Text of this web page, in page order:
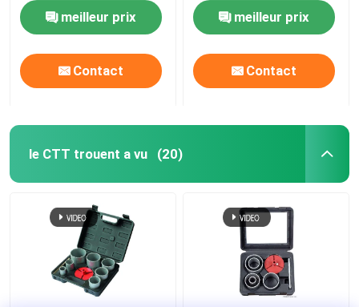
meilleur prix
Contact
meilleur prix
Contact
le CTT trouent a vu (20)